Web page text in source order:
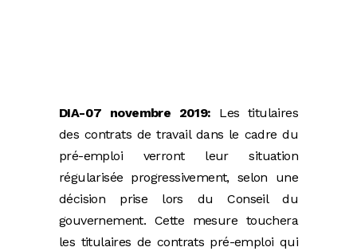
DIA-07 novembre 2019: Les titulaires
des contrats de travail dans le cadre du
pré-emploi verront leur situation
régularisée progressivement, selon une
décision prise lors du Conseil du
gouvernement. Cette mesure touchera
les titulaires de contrats pré-emploi qui